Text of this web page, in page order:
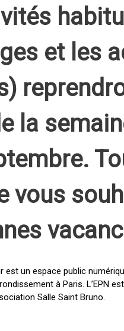
et les
la
vous
est un espace public
à Paris. L’EPN
Salle Saint Bruno.